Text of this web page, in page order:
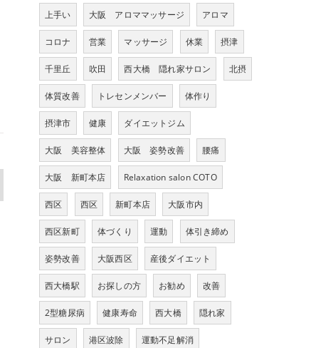
上手い 大阪 アロママッサージ アロマ
コロナ 営業 マッサージ 休業 摂津
千里丘 吹田 西大橋 隠れ家サロン 北摂
体質改善 トレセンメンバー 体作り
摂津市 健康 ダイエットジム
大阪 美容整体 大阪 姿勢改善 腰痛
大阪 新町本店 Relaxation salon COTO
西区 西区 新町本店 大阪市内
西区新町 体づくり 運動 体引き締め
姿勢改善 大阪西区 産後ダイエット
西大橋駅 お探しの方 お勧め 改善
2型糖尿病 健康寿命 西大橋 隠れ家
サロン 港区波除 運動不足解消